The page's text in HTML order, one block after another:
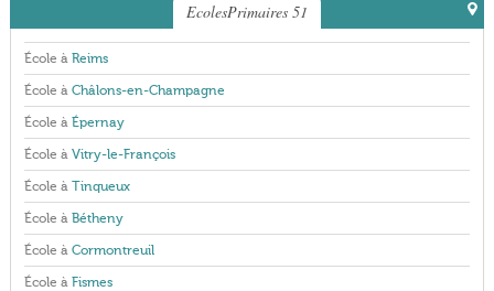
EcolesPrimaires 51
École à Reims
École à Châlons-en-Champagne
École à Épernay
École à Vitry-le-François
École à Tinqueux
École à Bétheny
École à Cormontreuil
École à Fismes